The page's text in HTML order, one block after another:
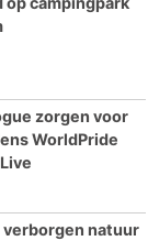
zorgen voor
WorldPride
verborgen natuur